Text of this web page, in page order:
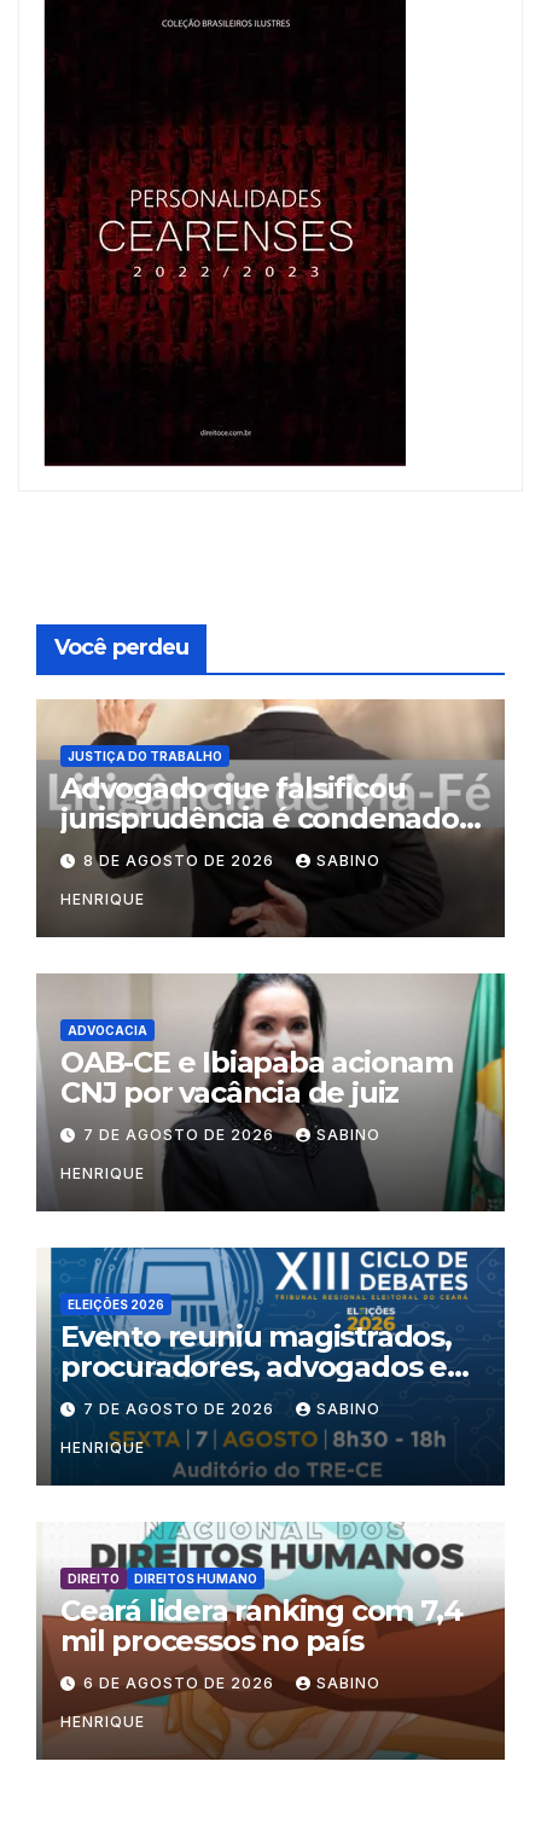
Você perdeu
JUSTIÇA DO TRABALHO
Advogado que falsificou
jurisprudência é condenado
por litigância de má-fé
8 DE AGOSTO DE 2026 SABINO
HENRIQUE
ADVOCACIA
OAB-CE e Ibiapaba acionam
CNJ por vacância de juiz
7 DE AGOSTO DE 2026 SABINO
HENRIQUE
ELEIÇÕES 2026
Evento reuniu magistrados,
procuradores, advogados e
especialistas para debater
inteligência artificial,
criminalidade organizada e
violência política de gênero
no processo eleitoral
7 DE AGOSTO DE 2026 SABINO
HENRIQUE
DIREITO DIREITOS HUMANO
Ceará lidera ranking com 7,4
mil processos no país
6 DE AGOSTO DE 2026 SABINO
HENRIQUE